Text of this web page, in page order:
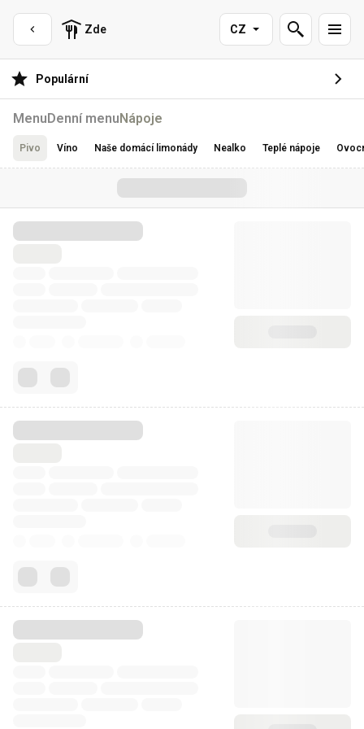
Zde CZ
Populární
MenuDenní menuNápoje
Pivo Víno Naše domácí limonády Nealko Teplé nápoje